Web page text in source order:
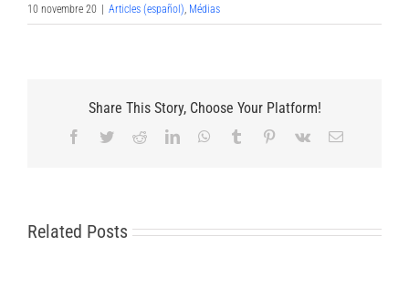
10 novembre 20 Articles (español), Médias
Share This Story, Choose Your Platform!
Facebook
TwitterRedditLinkedInWhatsApp
Tumblr Pinterest
Vk Email
Related Posts